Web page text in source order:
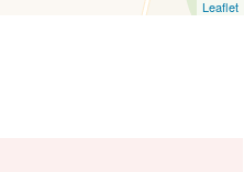
Leaflet